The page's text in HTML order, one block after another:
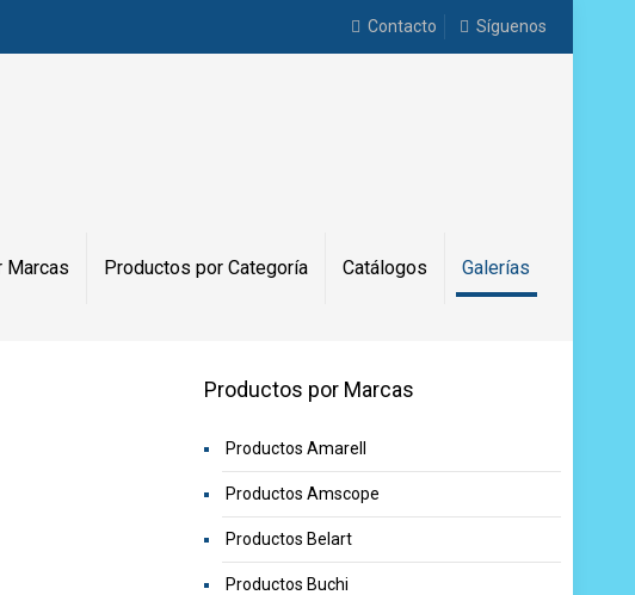
Contacto Síguenos
Marcas Productos por Categoría Catálogos Galerías
Productos por Marcas
Productos Amarell
Productos Amscope
Productos Belart
Productos Buchi